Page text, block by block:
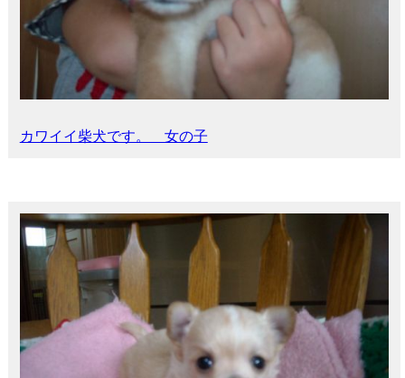
カワイイ柴犬です。 女の子